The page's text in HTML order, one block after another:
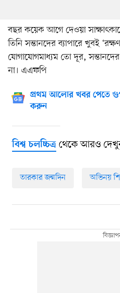
বছর কয়েক আগে দেওয়া
তিনি সন্তানদের ব্যাপারে খুবই
যোগাযোগমাধ্যম তো দূর,
না। এএফপি
প্রথম আলোর খবর পেতে
করুন
বিশ্ব চলচ্চিত্রথেকে আরও
তারকার জন্মদিন অভিনয়